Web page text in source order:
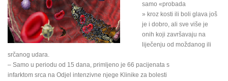
samo «probada
» kroz kosti ili boli glava još
je i dobro, ali sve više je
onih koji završavaju na
liječenju od moždanog ili
srčanog udara.
– Samo u periodu od 15 dana, primljeno je 66 pacijenata s
infarktom srca na Odjel intenzivne njege Klinike za bolesti